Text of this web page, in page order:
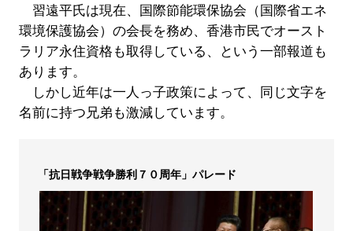
習遠平氏は現在、国際節能環保協会（国際省エネ
環境保護協会）の会長を務め、香港市民でオースト
ラリア永住資格も取得している、という一部報道も
あります。
しかし近年は一人っ子政策によって、同じ文字を
名前に持つ兄弟も激減しています。
「抗日戦争戦争勝利７０周年」パレード